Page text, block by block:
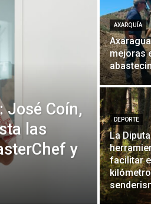
José Coín,
las
y
AXARQUÍA
mejoras
DEPORTE
La
facilitar